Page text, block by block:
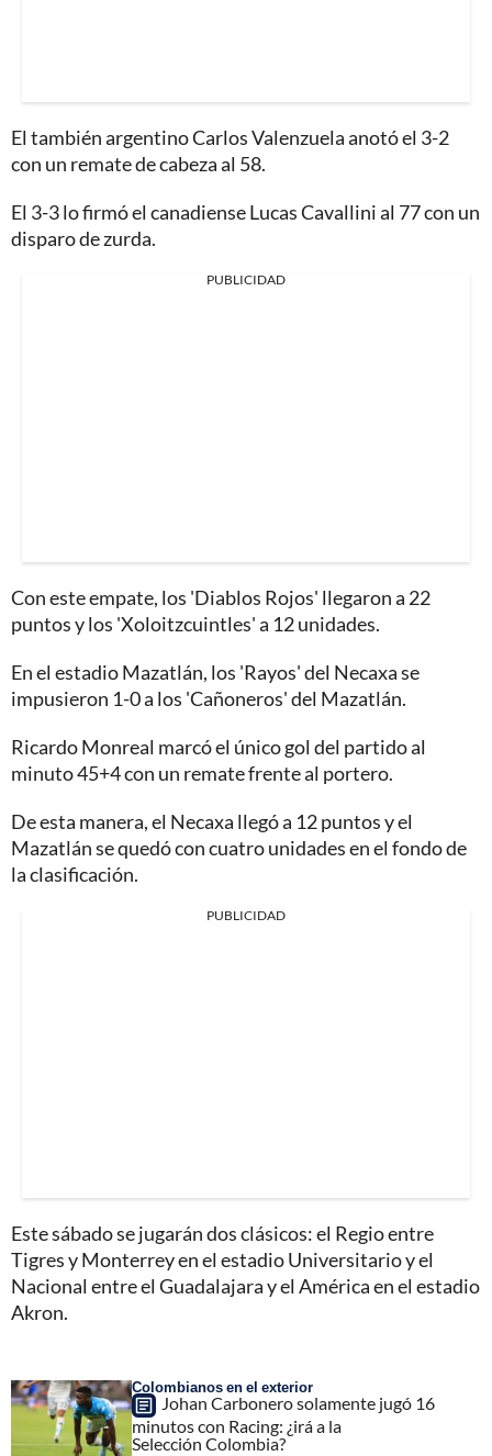
El también argentino Carlos Valenzuela anotó el 3-2
con un remate de cabeza al 58.
El 3-3 lo firmó el canadiense Lucas Cavallini al 77 con un
disparo de zurda.
PUBLICIDAD
Con este empate, los 'Diablos Rojos' llegaron a 22
puntos y los 'Xoloitzcuintles' a 12 unidades.
En el estadio Mazatlán, los 'Rayos' del Necaxa se
impusieron 1-0 a los 'Cañoneros' del Mazatlán.
Ricardo Monreal marcó el único gol del partido al
minuto 45+4 con un remate frente al portero.
De esta manera, el Necaxa llegó a 12 puntos y el
Mazatlán se quedó con cuatro unidades en el fondo de
la clasificación.
PUBLICIDAD
Este sábado se jugarán dos clásicos: el Regio entre
Tigres y Monterrey en el estadio Universitario y el
Nacional entre el Guadalajara y el América en el estadio
Akron.
Colombianos en el exterior
Johan Carbonero solamente jugó 16
minutos con Racing: ¿irá a la
Selección Colombia?